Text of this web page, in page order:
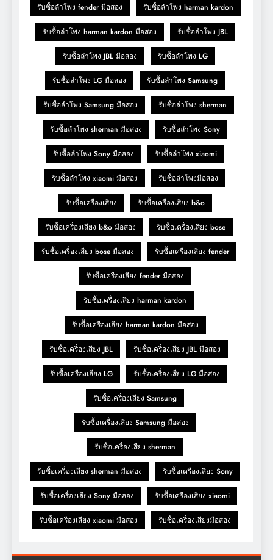
รับซื้อลำโพง fender มือสอง รับซื้อลำโพง harman kardon
รับซื้อลำโพง harman kardon มือสอง รับซื้อลำโพง JBL
รับซื้อลำโพง JBL มือสอง รับซื้อลำโพง LG
รับซื้อลำโพง LG มือสอง รับซื้อลำโพง Samsung
รับซื้อลำโพง Samsung มือสอง รับซื้อลำโพง sherman
รับซื้อลำโพง sherman มือสอง รับซื้อลำโพง Sony
รับซื้อลำโพง Sony มือสอง รับซื้อลำโพง xiaomi
รับซื้อลำโพง xiaomi มือสอง รับซื้อลำโพงมือสอง
รับซื้อเครื่องเสียง รับซื้อเครื่องเสียง b&o
รับซื้อเครื่องเสียง b&o มือสอง รับซื้อเครื่องเสียง bose
รับซื้อเครื่องเสียง bose มือสอง รับซื้อเครื่องเสียง fender
รับซื้อเครื่องเสียง fender มือสอง
รับซื้อเครื่องเสียง harman kardon
รับซื้อเครื่องเสียง harman kardon มือสอง
รับซื้อเครื่องเสียง JBL รับซื้อเครื่องเสียง JBL มือสอง
รับซื้อเครื่องเสียง LG รับซื้อเครื่องเสียง LG มือสอง
รับซื้อเครื่องเสียง Samsung
รับซื้อเครื่องเสียง Samsung มือสอง
รับซื้อเครื่องเสียง sherman
รับซื้อเครื่องเสียง sherman มือสอง รับซื้อเครื่องเสียง Sony
รับซื้อเครื่องเสียง Sony มือสอง รับซื้อเครื่องเสียง xiaomi
รับซื้อเครื่องเสียง xiaomi มือสอง รับซื้อเครื่องเสียงมือสอง